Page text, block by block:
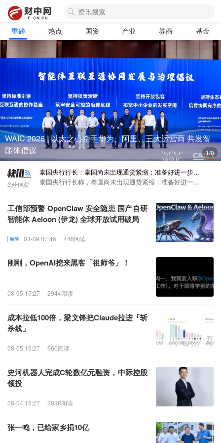
重磅 热点 国资 产业 券商 基金
WAIC 2026 | 以太之心牵手华为、阿里、三大运营商 共发智
能体倡议
1/0
3分钟前
力提升
12月18日，最高人民法院发布中英文双语《中国海事审判
(2022-2024)》(以下简称《报告》)，总结三年来全国海事审
判三级法院推动...
五粮液董事长曾从钦：国际市场整体实现较快增长
12月18日，五粮液（000858）第二十九届12.18共识共建共
享大会上，五粮液集团(股份)公司党委书记、董事长曾从钦
表示，“国际市...
中国酒业协会理事长宋书玉：白酒产业整体结构性繁荣趋
势没有改变
12月18日，五粮液（000858）召开“第二十九届12.18共识
共建共享”大会，中国酒业协会理事长宋书玉会上表示，产
业调整中，保持...
沪深京三市成交额超1万亿元，较上日此时放量170亿元
据同花顺（300033）iFinD数据，沪深京三市成交额超1万
亿元，较上日此时放量170亿元，预计全天成交金额约1.8
万亿元。截至目前...
腾讯官方回应质疑：一切“内容由AI生成”评论均由元宝AI生
成，背后没有人工运营
今日腾讯官方发布声明，回应近期用户关于元宝的争议话
题。官方表示，一切带有“内容由AI生成”字样的评论，均由
元宝AI生成背...
海南自贸港全岛封关运作启动，离岛货物八成将从新海港
和南港通行
12月18日，海南自由贸易港全岛封关运作正式启动。封关
后，从海口离岛的货物大约八成将从新海港和南港“二线口
岸”通行。今天...
五粮液：2026年计划新增专卖店80家 坚决遏制低价抛售
五粮液（000858）今日举行经销商大会。会上，公司管理
层表示，第八代五粮液坚持量价平衡原则，为经销商切实
减压。公司将坚决...
Momenta获Grab战略投资
记者获悉，Momenta获东南亚出行及生活服务平台Grab战
略投资，并达成战略合作。基于此合作，Momenta与Grab
将探索将L4级自动驾...
泰国央行行长：泰国尚未出现通货紧缩；准备好进一步降
息
泰国央行行长称，泰国尚未出现通货紧缩；准备好进一步
中际旭创（300308）成交额达100亿元，现跌4.24%。
工信部预警 OpenClaw 安全隐患 国产自研
智能体 Aeloon (伊龙) 全球开放试用破局
03-09 07:46 446阅读
刚刚，OpenAI挖来黑客「祖师爷」！
08-05 15:27 2944阅读
成本拉低100倍，梁文锋把Claude拉进「斩
杀线」
08-05 15:27 660阅读
史河机器人完成C轮数亿元融资，中际控股
领投
08-04 15:27 2838阅读
张一鸣，已给家乡捐10亿